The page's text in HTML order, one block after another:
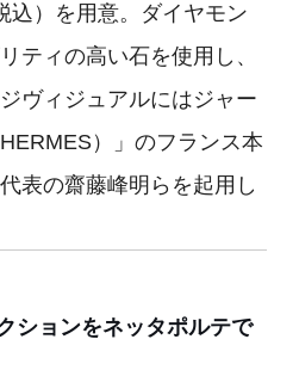
込）を用意。ダイヤモン
ティの高い石を使用し、
ヴィジュアルにはジャー
）」のフランス本
表の齋藤峰明らを起用し
ションをネッタポルテで